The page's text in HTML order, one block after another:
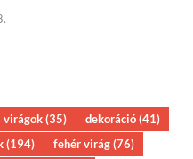
virágok(35) dekoráció(41)
(194) fehér virág(76)